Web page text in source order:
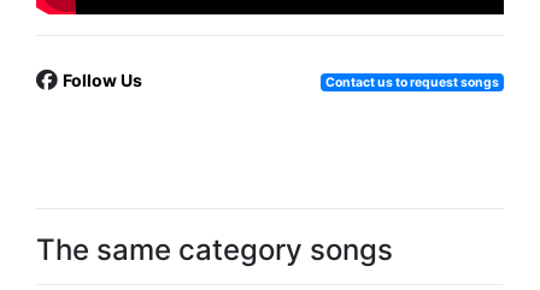
Follow Us Contact us to request songs
The same category songs